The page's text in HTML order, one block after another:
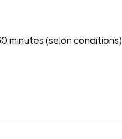
minutes (selon conditions)